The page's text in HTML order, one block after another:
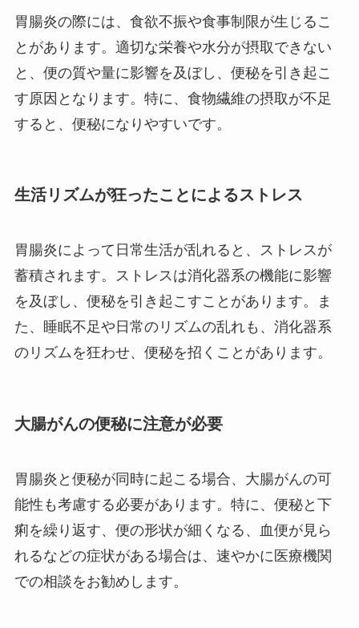
胃腸炎の際には、食欲不振や食事制限が生じるこ
とがあります。適切な栄養や水分が摂取できない
と、便の質や量に影響を及ぼし、便秘を引き起こ
す原因となります。特に、食物繊維の摂取が不足
すると、便秘になりやすいです。
生活リズムが狂ったことによるストレス
胃腸炎によって日常生活が乱れると、ストレスが
蓄積されます。ストレスは消化器系の機能に影響
を及ぼし、便秘を引き起こすことがあります。ま
た、睡眠不足や日常のリズムの乱れも、消化器系
のリズムを狂わせ、便秘を招くことがあります。
大腸がんの便秘に注意が必要
胃腸炎と便秘が同時に起こる場合、大腸がんの可
能性も考慮する必要があります。特に、便秘と下
痢を繰り返す、便の形状が細くなる、血便が見ら
れるなどの症状がある場合は、速やかに医療機関
での相談をお勧めします。